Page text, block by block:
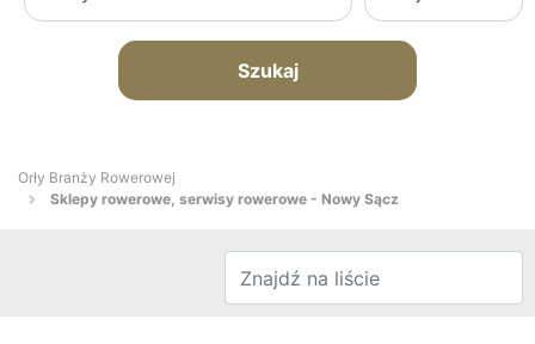
Szukaj
Orły Branży Rowerowej
Sklepy rowerowe, serwisy rowerowe - Nowy Sącz